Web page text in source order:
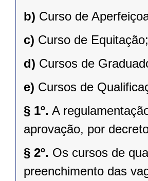
b) Curso de
c) Curso de Equitação;
d) Cursos de
e) Cursos de
§ 1º. A
aprovação, por
§ 2º. Os cursos de
preenchimento das